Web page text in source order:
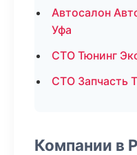
Автосалон
Уфа
СТО Тюнинг
СТО Запчасть
Компании в